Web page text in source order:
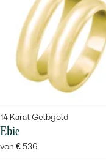
14 Karat Gelbgold
Ebie
von € 536